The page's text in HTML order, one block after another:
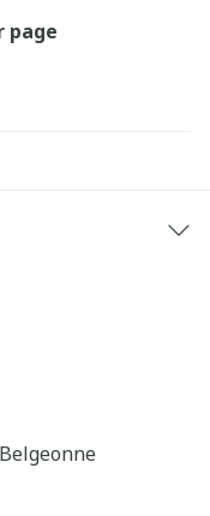
actuellement la
page